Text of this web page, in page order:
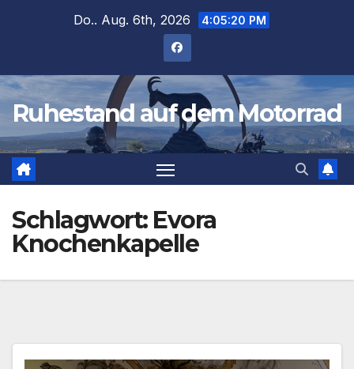
Do.. Aug. 6th, 2026 4:05:20 PM
Ruhestand auf dem Motorrad
Schlagwort: Evora
Knochenkapelle